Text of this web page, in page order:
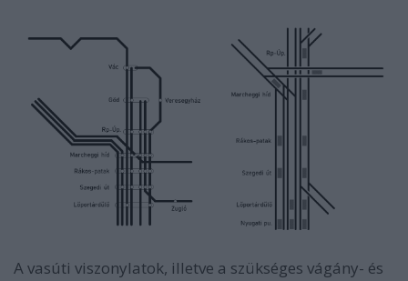
A vasúti viszonylatok, illetve a szükséges vágány- és